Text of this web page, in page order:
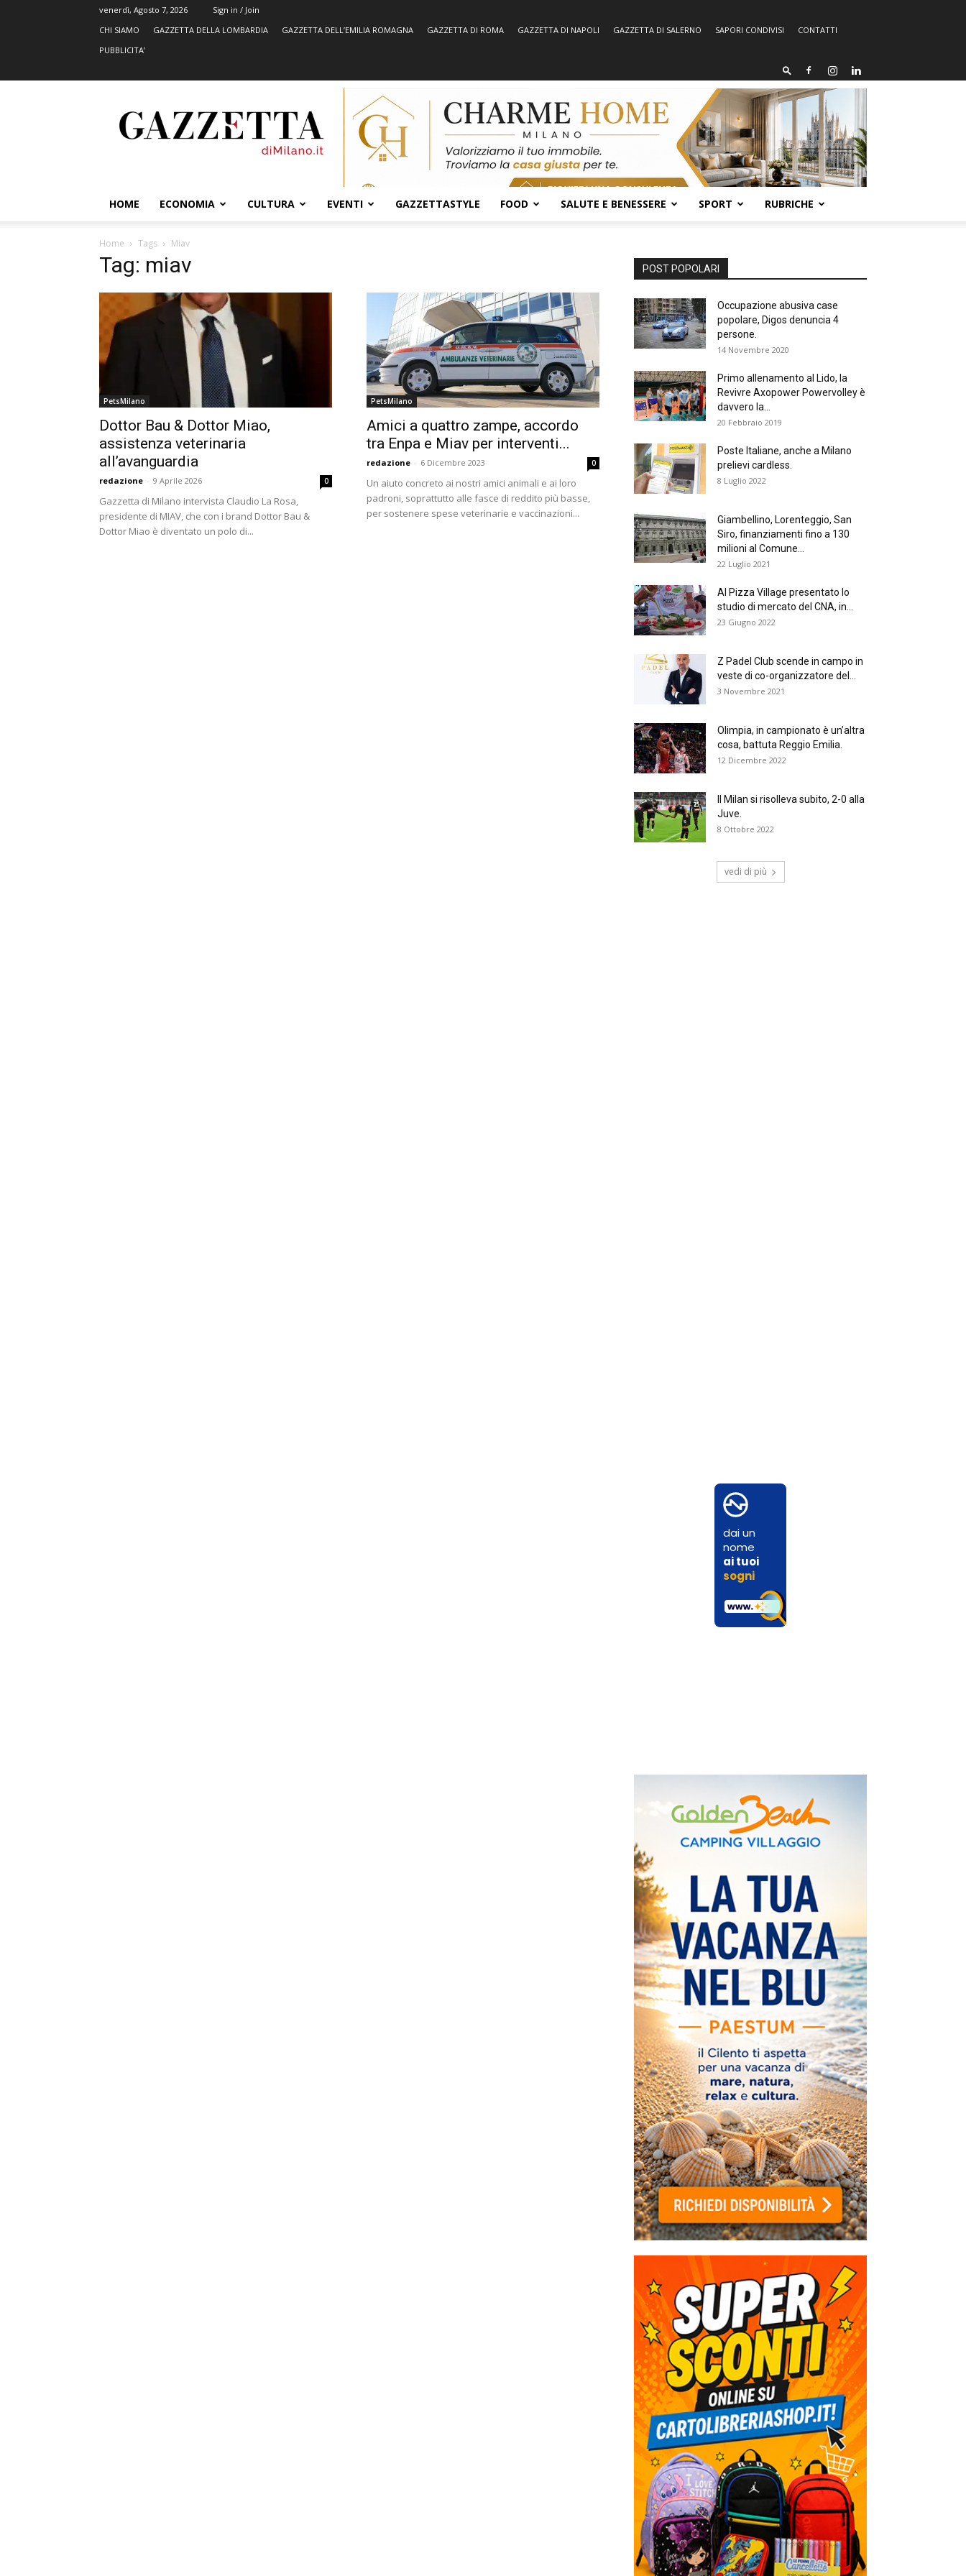
venerdì, Agosto 7, 2026
Sign in / Join
CHI SIAMO
GAZZETTA DELLA LOMBARDIA GAZZETTA DELL’EMILIA ROMAGNA GAZZETTA DI ROMA GAZZETTA DI NAPOLI GAZZETTA DI SALERNO SAPORI CONDIVISI
CONTATTI
PUBBLICITA’
HOME ECONOMIA CULTURA EVENTI GAZZETTASTYLE FOOD SALUTE E BENESSERE SPORT RUBRICHE
Home Tags Miav
Tag: miav
PetsMilano
Dottor Bau & Dottor Miao,
assistenza veterinaria
all’avanguardia
redazione - 9 Aprile 2026 0
Gazzetta di Milano intervista Claudio La Rosa,
presidente di MIAV, che con i brand Dottor Bau &
Dottor Miao è diventato un polo di...
PetsMilano
Amici a quattro zampe, accordo
tra Enpa e Miav per interventi...
redazione - 6 Dicembre 2023 0
Un aiuto concreto ai nostri amici animali e ai loro
padroni, soprattutto alle fasce di reddito più basse,
per sostenere spese veterinarie e vaccinazioni...
POST POPOLARI
Occupazione abusiva case
popolare, Digos denuncia 4
persone.
14 Novembre 2020
Primo allenamento al Lido, la
Revivre Axopower Powervolley è
davvero la...
20 Febbraio 2019
Poste Italiane, anche a Milano
prelievi cardless.
8 Luglio 2022
Giambellino, Lorenteggio, San
Siro, finanziamenti fino a 130
milioni al Comune...
22 Luglio 2021
Al Pizza Village presentato lo
studio di mercato del CNA, in...
23 Giugno 2022
Z Padel Club scende in campo in
veste di co-organizzatore del...
3 Novembre 2021
Olimpia, in campionato è un’altra
cosa, battuta Reggio Emilia.
12 Dicembre 2022
Il Milan si risolleva subito, 2-0 alla
Juve.
8 Ottobre 2022
vedi di più